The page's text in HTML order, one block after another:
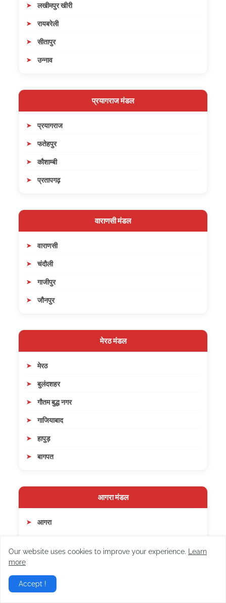
लखीमपुर खीरी
रायबरेली
सीतापुर
उन्नाव
प्रयागराज मंडल
प्रयागराज
फतेहपुर
कौशाम्बी
प्रतापगढ़
वाराणसी मंडल
वाराणसी
चंदौली
गाजीपुर
जौनपुर
मेरठ मंडल
मेरठ
बुलंदशहर
गौतम बुद्ध नगर
गाजियाबाद
हापुड़
बागपत
आगरा मंडल
आगरा
मथुरा
Our website uses cookies to improve your experience.
Learn
more
Accept !